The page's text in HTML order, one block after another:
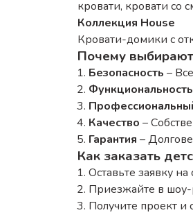
кровати, кровати со
Коллекция House
Кровати-домики с
Почему
Безопасность –
Функциональность
Качество –
Гарантия –
Как заказать
Оставьте заявку
Приезжайте в шоу-
Получите проект и